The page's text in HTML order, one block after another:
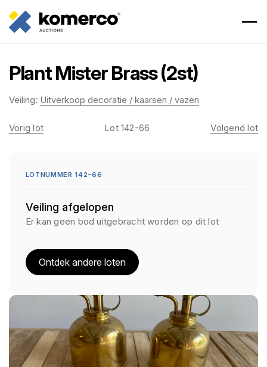
Plant Mister Brass (2st)
Veiling: Uitverkoop decoratie / kaarsen / vazen
Vorig lot Lot 142-66 Volgend lot
LOTNUMMER 142-66
Veiling afgelopen
Er kan geen bod uitgebracht worden op dit lot
Ontdek andere loten